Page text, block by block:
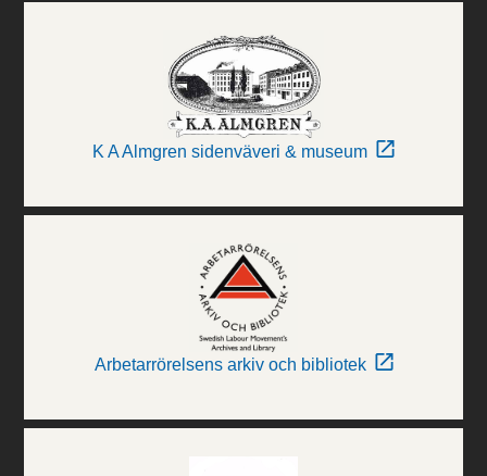
K A Almgren sidenväveri & museum
Arbetarrörelsens arkiv och bibliotek